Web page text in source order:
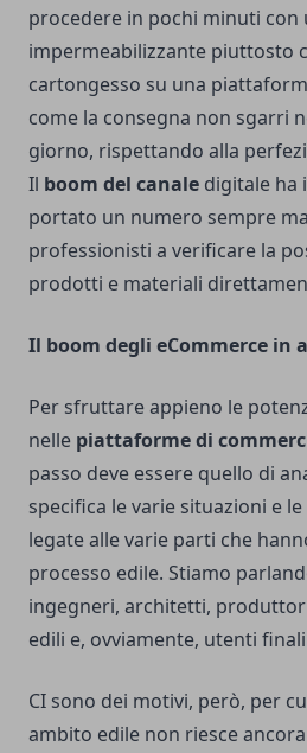
procedere in pochi minuti con
impermeabilizzante piuttosto
cartongesso su una
come la consegna non sgarri
giorno, rispettando alla
Il boom del canale digitale ha
portato un numero sempre
professionisti a verificare la
prodotti e materiali
Il boom degli eCommerce in
Per sfruttare appieno le
nelle piattaforme di
passo deve essere quello di
specifica le varie situazioni e
legate alle varie parti che
processo edile. Stiamo
ingegneri, architetti,
edili e, ovviamente, utenti
CI sono dei motivi, però, per
ambito edile non riesce